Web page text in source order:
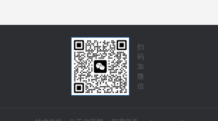
扫
码
加
微
信